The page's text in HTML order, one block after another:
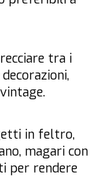
tra i
in feltro,
magari con
per rendere